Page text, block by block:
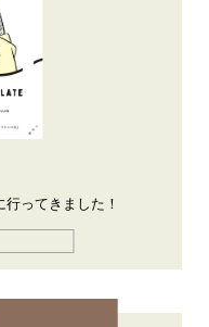
行ってきました！